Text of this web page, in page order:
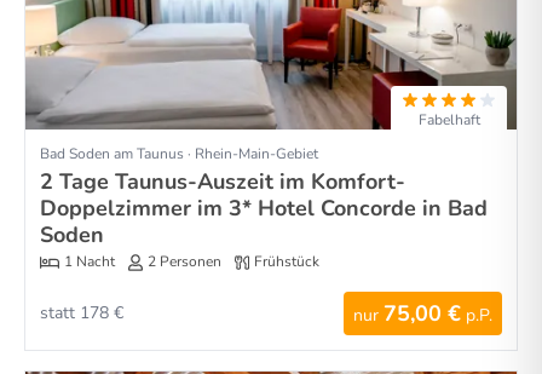
Fabelhaft
Bad Soden am Taunus · Rhein-Main-Gebiet
2 Tage Taunus-Auszeit im Komfort-
Doppelzimmer im 3* Hotel Concorde in Bad
Soden
1 Nacht 2 Personen Frühstück
nur 75,00 € p.P.
statt 178 €